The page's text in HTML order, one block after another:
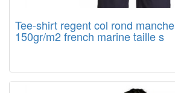
Tee-shirt regent col rond
150gr/m2 french marine taille s